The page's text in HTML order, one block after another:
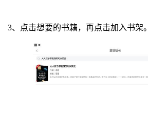
3、点击想要的书籍，再点击加入书架。